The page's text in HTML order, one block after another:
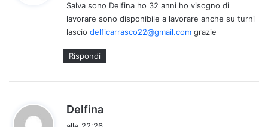
e
t
t
Salva sono Delfina ho 32 anni ho visogno di
lavorare sono disponibile a lavorare anche su turni
lascio delficarrasco22@gmail.com grazie
Rispondi
Delfina